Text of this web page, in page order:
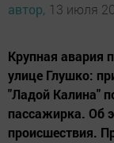
автор, 13 июля
Крупная авария
улице Глушко:
"Ладой Калина"
пассажирка. Об
происшествия.